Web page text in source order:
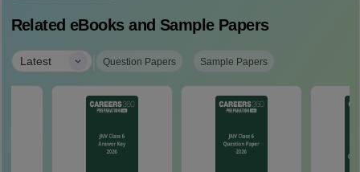
Related eBooks and Sample Papers
Latest | Question Papers Sample Papers